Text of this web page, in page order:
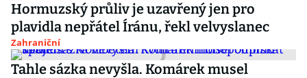
Hormuzský průliv je uzavřený jen pro
plavidla nepřátel Íránu, řekl velvyslanec
Zahraniční
Tahle sázka nevyšla. Komárek musel